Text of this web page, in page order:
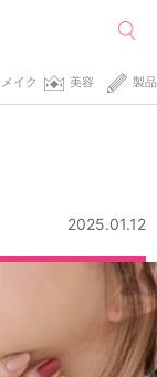
メイク 美容 製品
2025.01.12